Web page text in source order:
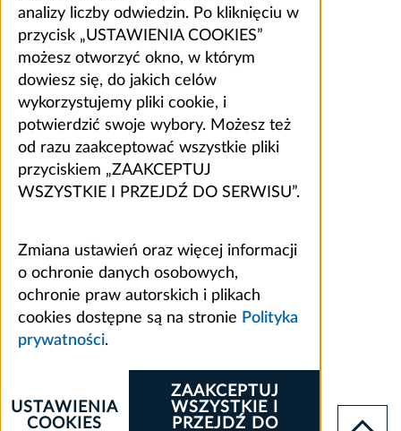
analizy liczby odwiedzin. Po kliknięciu w
przycisk „USTAWIENIA COOKIES”
możesz otworzyć okno, w którym
dowiesz się, do jakich celów
wykorzystujemy pliki cookie, i
potwierdzić swoje wybory. Możesz też
od razu zaakceptować wszystkie pliki
przyciskiem „ZAAKCEPTUJ
WSZYSTKIE I PRZEJDŹ DO SERWISU”.
Zmiana ustawień oraz więcej informacji
o ochronie danych osobowych,
ochronie praw autorskich i plikach
cookies dostępne są na stronie Polityka
prywatności.
ZAAKCEPTUJ
WSZYSTKIE I
PRZEJDŹ DO
USTAWIENIA
COOKIES